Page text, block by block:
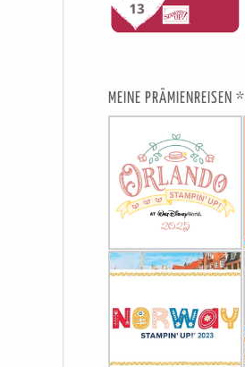
MEINE PRÄMIENREISEN *